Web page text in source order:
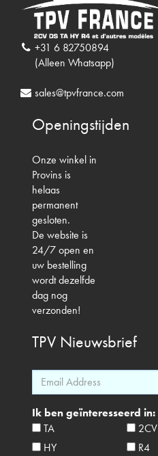
+31 6 82750894
(Alleen Whatsapp)
sales@tpvfrance.com
Openingstijden
Onze winkel in
Provins is
helaas
permanent
gesloten.
De website is
24/7 open en
uw bestelling
wordt dezelfde
dag nog
verzonden!
TPV Nieuwsbrief
Ik ben geïnteresseerd in:
TA
2CV
HY
R4